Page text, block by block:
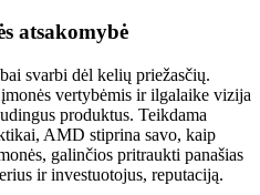
atsakomybė
svarbi dėl kelių priežasčių.
vertybėmis ir ilgalaike vizija
produktus. Teikdama
AMD stiprina savo, kaip
galinčios pritraukti panašias
ir investuotojus, reputaciją.